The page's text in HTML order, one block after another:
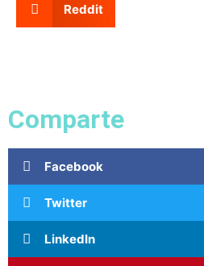
Reddit
Comparte
Facebook
Twitter
LinkedIn